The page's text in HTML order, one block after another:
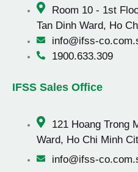
Room 10 - 1st
Tan Dinh Ward, Ho
info@ifss-
1900.633.309
IFSS Sales Office
121 Hoang Trong
Ward, Ho Chi Minh
info@ifss-